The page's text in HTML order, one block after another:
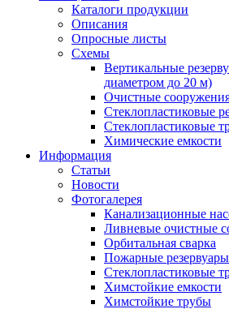
Каталоги продукции
Описания
Опросные листы
Схемы
Вертикальные
диаметром до 20 м)
Очистные
Стеклопластиковые
Стеклопластиковые
Химические емкости
Информация
Статьи
Новости
Фотогалерея
Канализационные
Ливневые очистные
Орбитальная сварка
Пожарные резервуары
Стеклопластиковые
Химстойкие емкости
Химстойкие трубы